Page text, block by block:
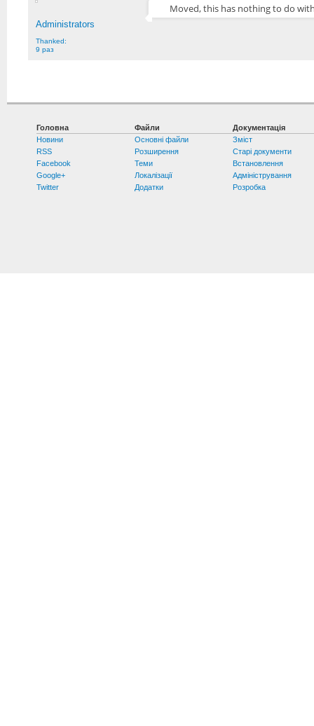
Administrators
Thanked:
9 раз
Moved, this has nothing to do
Головна
Новини
RSS
Facebook
Google+
Twitter
Файли
Основні файли
Розширення
Теми
Локалізації
Додатки
Документація
Зміст
Старі документи
Встановлення
Адміністрування
Розробка